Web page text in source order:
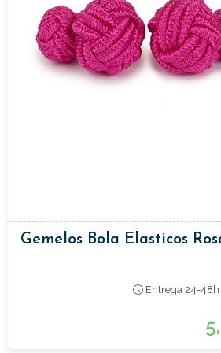
Gemelos Bola Elasticos
Entrega 24-48h
5,